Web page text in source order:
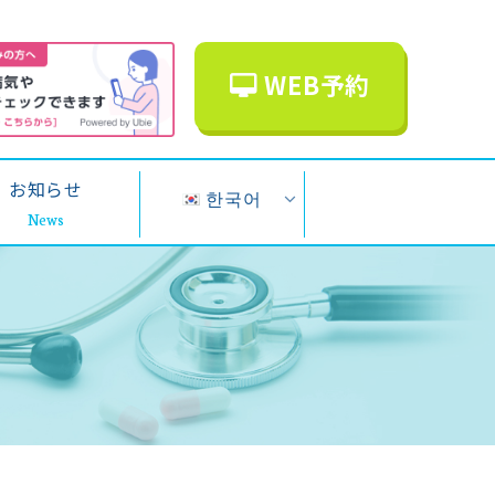
WEB予約
お知らせ 한국어